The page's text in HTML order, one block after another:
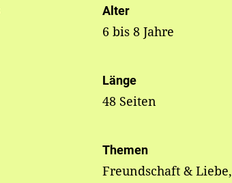
Alter
6 bis 8 Jahre
Länge
48 Seiten
Themen
Freundschaft & Liebe,